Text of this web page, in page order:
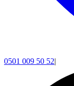
0501 009 50 52|